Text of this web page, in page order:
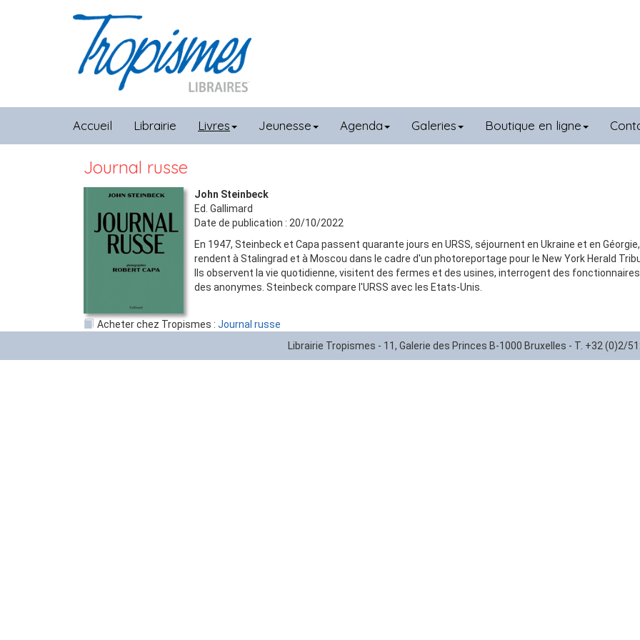
Accueil Librairie Livres Jeunesse Agenda Galeries Boutique en ligne
Journal russe
John Steinbeck
Ed. Gallimard
Date de publication : 20/10/2022
En 1947, Steinbeck et Capa passent quarante jours en URSS, séjournent en Ukraine et en
rendent à Stalingrad et à Moscou dans le cadre d'un photoreportage pour le New York Herald
Ils observent la vie quotidienne, visitent des fermes et des usines, interrogent des
des anonymes. Steinbeck compare l'URSS avec les Etats-Unis.
Acheter chez Tropismes : Journal russe
Librairie Tropismes - 11, Galerie des Princes B-1000 Bruxelles - T. +32 (0)2/